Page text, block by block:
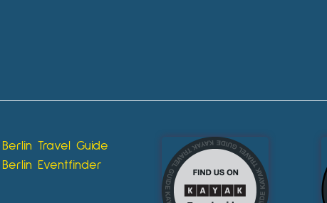
Berlin Travel Guide
Berlin Eventfinder